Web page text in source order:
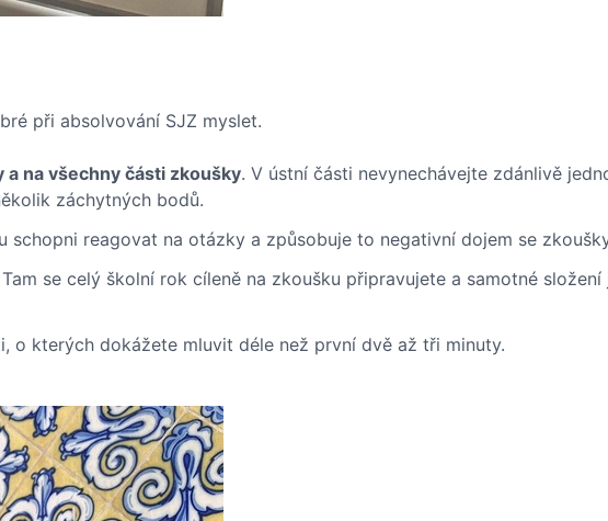
při absolvování SJZ myslet.
na všechny části zkoušky. V ústní části nevynechávejte zdánlivě
záchytných bodů.
schopni reagovat na otázky a způsobuje to negativní dojem se
Tam se celý školní rok cíleně na zkoušku připravujete a samotné
o kterých dokážete mluvit déle než první dvě až tři minuty.